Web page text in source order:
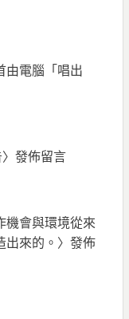
由電腦「唱出
〉發佈留言
機會與環境從來
來的。 〉發佈